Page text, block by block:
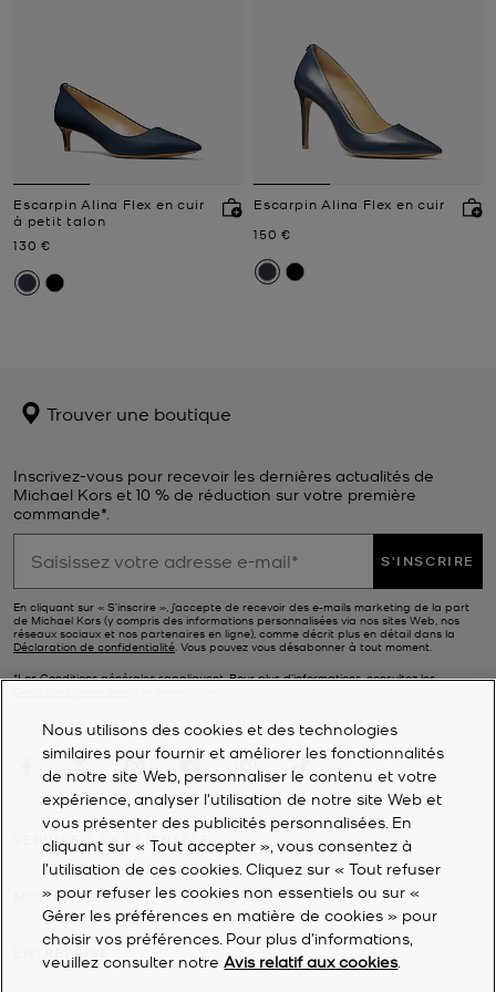
Escarpin Alina Flex en cuir
à petit talon
Prix actuel
130 €
Escarpin Alina Flex en cuir
Prix actuel
150 €
Trouver une boutique
Inscrivez-vous pour recevoir les dernières actualités de
Michael Kors et 10 % de réduction sur votre première
commande*.
S'INSCRIRE
En cliquant sur « S’inscrire », j’accepte de recevoir des e-mails marketing de la part
de Michael Kors (y compris des informations personnalisées via nos sites Web, nos
réseaux sociaux et nos partenaires en ligne), comme décrit plus en détail dans la
Déclaration de confidentialité . Vous pouvez vous désabonner à tout moment.
*Les Conditions générales sappliquent. Pour plus d’informations, consultez les
SERVICE À LA CLIENTÈLE
MON COMPTE
ENTREPRISE
Nous utilisons des cookies et des technologies
similaires pour fournir et améliorer les fonctionnalités
de notre site Web, personnaliser le contenu et votre
expérience, analyser l'utilisation de notre site Web et
vous présenter des publicités personnalisées. En
cliquant sur « Tout accepter », vous consentez à
l’utilisation de ces cookies. Cliquez sur « Tout refuser
» pour refuser les cookies non essentiels ou sur «
Gérer les préférences en matière de cookies » pour
choisir vos préférences. Pour plus d’informations,
veuillez consulter notreAvis relatif aux cookies.